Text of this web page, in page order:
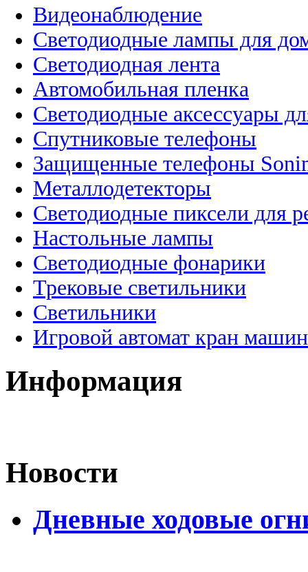
Видеонаблюдение
Светодиодные лампы для
Светодиодная лента
Автомобильная пленка
Светодиодные аксессуары
Спутниковые телефоны
Защищенные телефоны
Металлодетекторы
Светодиодные пиксели для
Настольные лампы
Светодиодные фонарики
Трековые светильники
Светильники
Игровой автомат кран
Информация
Новости
Дневные ходовые